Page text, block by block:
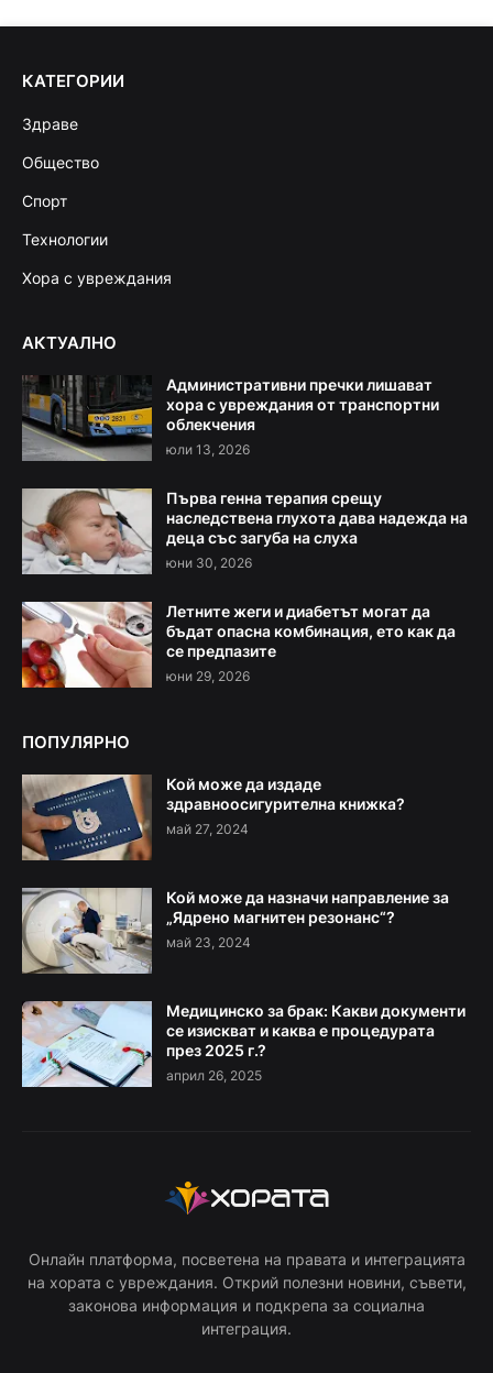
КАТЕГОРИИ
Здраве
Общество
Спорт
Технологии
Хора с увреждания
АКТУАЛНО
Административни пречки лишават
хора с увреждания от транспортни
облекчения
юли 13, 2026
Първа генна терапия срещу
наследствена глухота дава надежда на
деца със загуба на слуха
юни 30, 2026
Летните жеги и диабетът могат да
бъдат опасна комбинация, ето как да
се предпазите
юни 29, 2026
ПОПУЛЯРНО
Кой може да издаде
здравноосигурителна книжка?
май 27, 2024
Кой може да назначи направление за
„Ядрено магнитен резонанс“?
май 23, 2024
Медицинско за брак: Какви документи
се изискват и каква е процедурата
през 2025 г.?
април 26, 2025
Онлайн платформа, посветена на правата и интеграцията
на хората с увреждания. Открий полезни новини, съвети,
законова информация и подкрепа за социална
интеграция.